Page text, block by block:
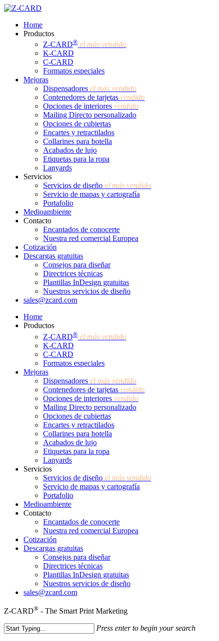
Skip
main
content
Menu
Home
Productos
Z-CARD® el más vendido
K-CARD
C-CARD
Formatos especiales
Mejoras
Dispensadores el más vendido
Contenedores de tarjetas vendido
Opciones de interiores vendido
Mailing Directo personalizado
Opciones de cubiertas
Encartes y retractilados
Collarines para botella
Acabados de lujo
Etiquetas para la ropa
Lanyards
Servicios
Servicios de diseño el más vendido
Servicio de mapas y cartografía
Portafolio
Medioambiente
Contacto
Encantados de conocerte
Nuestra red comercial Europea
Cotización
Descargas gratuitas
Consejos para diseñar
Directrices técnicas
Plantillas InDesign gratuitas
Nuestros servicios de diseño
sales@zcard.com
Home
Productos
Z-CARD® el más vendido
K-CARD
C-CARD
Formatos especiales
Mejoras
Dispensadores el más vendido
Contenedores de tarjetas vendido
Opciones de interiores vendido
Mailing Directo personalizado
Opciones de cubiertas
Encartes y retractilados
Collarines para botella
Acabados de lujo
Etiquetas para la ropa
Lanyards
Servicios
Servicios de diseño el más vendido
Servicio de mapas y cartografía
Portafolio
Medioambiente
Contacto
Encantados de conocerte
Nuestra red comercial Europea
Cotización
Descargas gratuitas
Consejos para diseñar
Directrices técnicas
Plantillas InDesign gratuitas
Nuestros servicios de diseño
sales@zcard.com
Z-CARD® - The Smart Print Marketing
Press enter to begin your search